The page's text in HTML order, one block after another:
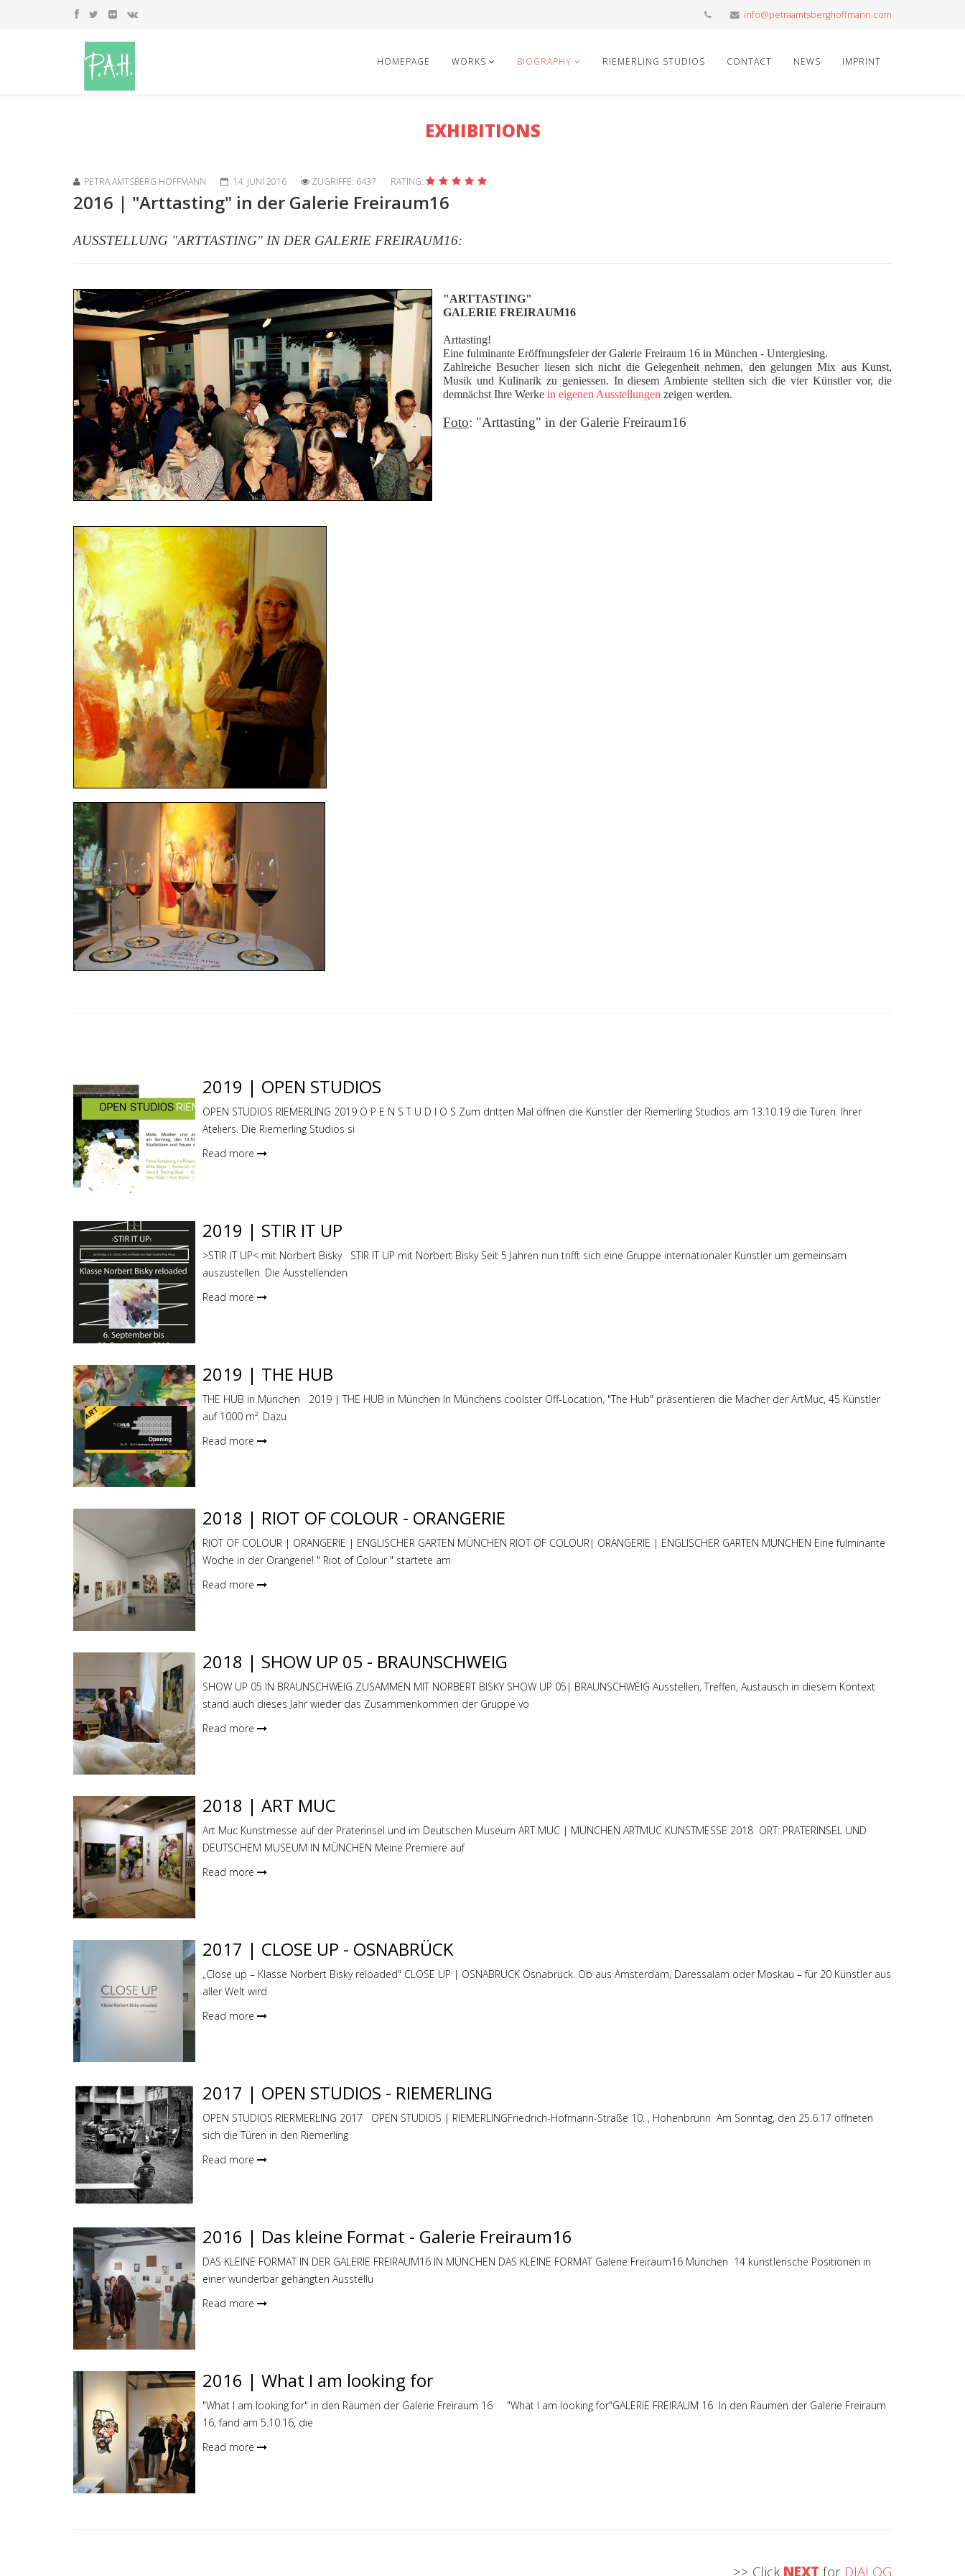
info@petraamtsberghoffmann.com
HOMEPAGE WORKS BIOGRAPHY RIEMERLING STUDIOS CONTACT NEWS IMPRINT
EXHIBITIONS
PETRA AMTSBERG HOFFMANN 14. JUNI 2016 ZUGRIFFE: 6437 RATING:
2016 | "Arttasting" in der Galerie Freiraum16
AUSSTELLUNG "ARTTASTING" IN DER GALERIE FREIRAUM16:
"ARTTASTING"
GALERIE FREIRAUM16
Arttasting!
Eine fulminante Eröffnungsfeier der Galerie Freiraum 16 in München - Untergiesing.
Zahlreiche Besucher liesen sich nicht die Gelegenheit nehmen, den gelungen Mix aus Kunst,
Musik und Kulinarik zu geniessen. In diesem Ambiente stellten sich die vier Künstler vor, die
demnächst Ihre Werke in eigenen Ausstellungen zeigen werden.
Foto: "Arttasting" in der Galerie Freiraum16
2019 | OPEN STUDIOS
OPEN STUDIOS RIEMERLING 2019 O P E N S T U D I O S Zum dritten Mal öffnen die Künstler der Riemerling Studios am 13.10.19 die Türen. Ihrer
Ateliers. Die Riemerling Studios si
Read more
2019 | STIR IT UP
>STIR IT UP< mit Norbert Bisky STIR IT UP mit Norbert Bisky Seit 5 Jahren nun trifft sich eine Gruppe internationaler Künstler um gemeinsam
auszustellen. Die Ausstellenden
Read more
2019 | THE HUB
THE HUB in München 2019 | THE HUB in München In Münchens coolster Off-Location, "The Hub" präsentieren die Macher der ArtMuc, 45 Künstler
auf 1000 m². Dazu
Read more
2018 | RIOT OF COLOUR - ORANGERIE
RIOT OF COLOUR | ORANGERIE | ENGLISCHER GARTEN MÜNCHEN RIOT OF COLOUR| ORANGERIE | ENGLISCHER GARTEN MÜNCHEN Eine fulminante
Woche in der Orangerie! " Riot of Colour " startete am
Read more
2018 | SHOW UP 05 - BRAUNSCHWEIG
SHOW UP 05 IN BRAUNSCHWEIG ZUSAMMEN MIT NORBERT BISKY SHOW UP 05| BRAUNSCHWEIG Ausstellen, Treffen, Austausch in diesem Kontext
stand auch dieses Jahr wieder das Zusammenkommen der Gruppe vo
Read more
2018 | ART MUC
Art Muc Kunstmesse auf der Praterinsel und im Deutschen Museum ART MUC | MÜNCHEN ARTMUC KUNSTMESSE 2018 ORT: PRATERINSEL UND
DEUTSCHEM MUSEUM IN MÜNCHEN Meine Premiere auf
Read more
2017 | CLOSE UP - OSNABRÜCK
„Close up – Klasse Norbert Bisky reloaded" CLOSE UP | OSNABRÜCK Osnabrück. Ob aus Amsterdam, Daressalam oder Moskau – für 20 Künstler aus
aller Welt wird
Read more
2017 | OPEN STUDIOS - RIEMERLING
OPEN STUDIOS RIERMERLING 2017 OPEN STUDIOS | RIEMERLINGFriedrich-Hofmann-Straße 10. , Hohenbrunn Am Sonntag, den 25.6.17 öffneten
sich die Türen in den Riemerling
Read more
2016 | Das kleine Format - Galerie Freiraum16
DAS KLEINE FORMAT IN DER GALERIE FREIRAUM16 IN MÜNCHEN DAS KLEINE FORMAT Galerie Freiraum16 München 14 künstlerische Positionen in
einer wunderbar gehängten Ausstellu
Read more
2016 | What I am looking for
"What I am looking for" in den Räumen der Galerie Freiraum 16 "What I am looking for"GALERIE FREIRAUM 16 In den Räumen der Galerie Freiraum
16, fand am 5.10.16, die
Read more
>> Click NEXT for DIALOG